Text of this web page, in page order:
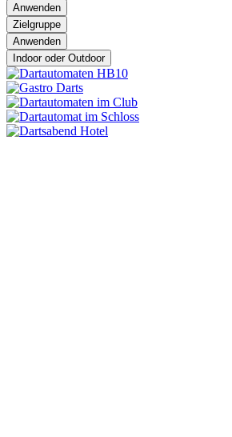
Anwenden
Zielgruppe
Anwenden
Indoor oder Outdoor